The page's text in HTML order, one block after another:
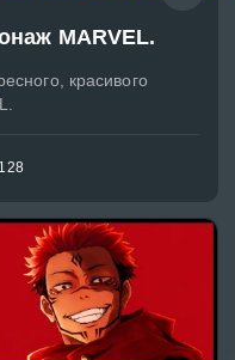
MARVEL.
красивого
128